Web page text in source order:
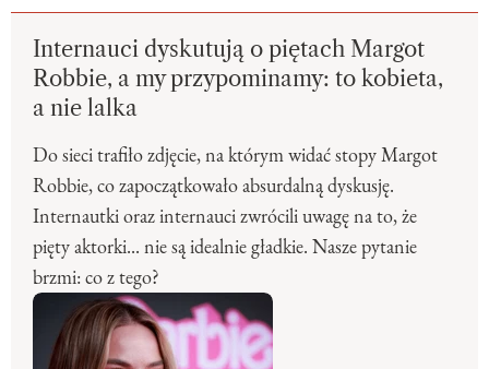
Internauci dyskutują o piętach Margot
Robbie, a my przypominamy: to kobieta,
a nie lalka
Do sieci trafiło zdjęcie, na którym widać stopy Margot
Robbie, co zapoczątkowało absurdalną dyskusję.
Internautki oraz internauci zwrócili uwagę na to, że
pięty aktorki... nie są idealnie gładkie. Nasze pytanie
brzmi: co z tego?